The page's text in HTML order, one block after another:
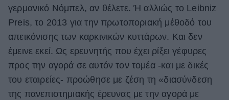
Γάμος
Market News
γερμανικό Νόμπελ, αν θέλετε. Ή αλλιώς το Leibniz
Preis, το 2013 για την πρωτοποριακή μέθοδό του
απεικόνισης των καρκινικών κυττάρων. Και δεν
έμεινε εκεί. Ως ερευνητής που έχει ρίξει γέφυρες
προς την αγορά σε αυτόν τον τομέα -και με δικές
του εταιρείες- προώθησε με ζέση τη «διασύνδεση
της πανεπιστημιακής έρευνας με την αγορά με